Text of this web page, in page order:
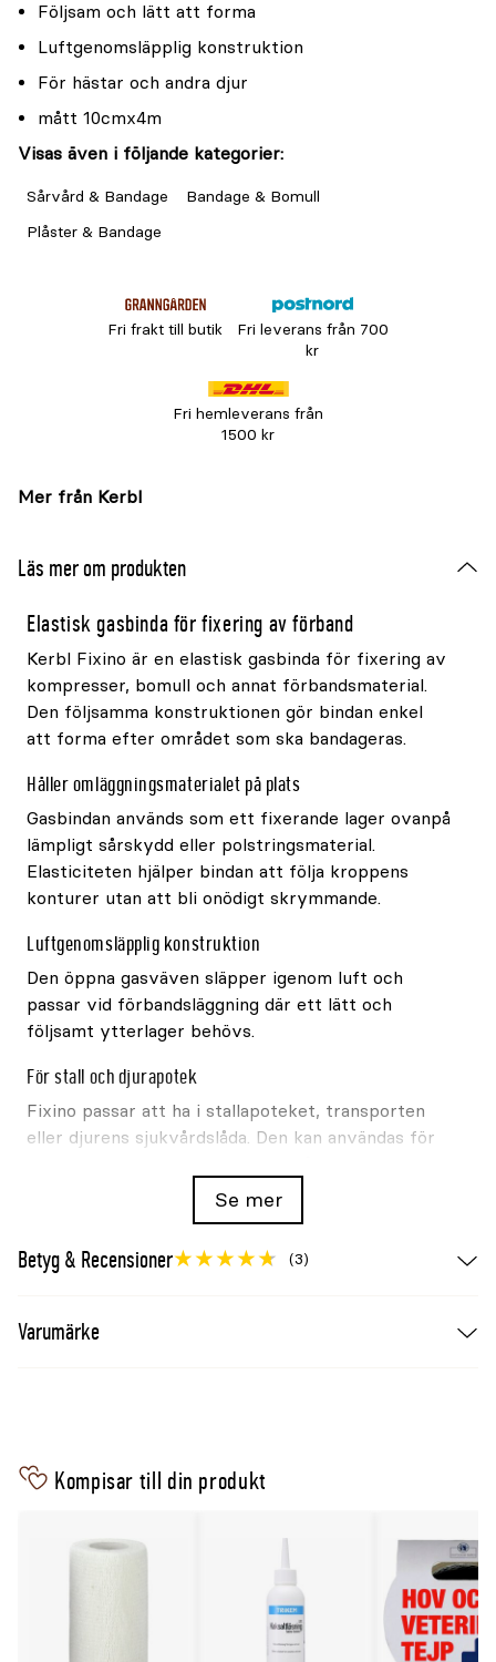
Följsam och lätt att forma
Luftgenomsläpplig konstruktion
För hästar och andra djur
mått 10cmx4m
Visas även i följande kategorier:
Sårvård & Bandage
Bandage & Bomull
Plåster & Bandage
Fri frakt till butik
Fri leverans från 700
kr
Fri hemleverans från
1500 kr
Mer från Kerbl
Läs mer om produkten
Elastisk gasbinda för fixering av förband
Kerbl Fixino är en elastisk gasbinda för fixering av
kompresser, bomull och annat förbandsmaterial.
Den följsamma konstruktionen gör bindan enkel
att forma efter området som ska bandageras.
Håller omläggningsmaterialet på plats
Gasbindan används som ett fixerande lager ovanpå
lämpligt sårskydd eller polstringsmaterial.
Elasticiteten hjälper bindan att följa kroppens
konturer utan att bli onödigt skrymmande.
Luftgenomsläpplig konstruktion
Den öppna gasväven släpper igenom luft och
passar vid förbandsläggning där ett lätt och
följsamt ytterlager behövs.
För stall och djurapotek
Fixino passar att ha i stallapoteket, transporten
eller djurens sjukvårdslåda. Den kan användas för
Placera alltid lämplig kompress eller annat
jämnt tryck utan att strama. Kontakta veterinär
Produkttyp
Elastisk gasbinda
Egenskaper
Se mer
Betyg & Recensioner (3)
Varumärke
Kompisar till din produkt